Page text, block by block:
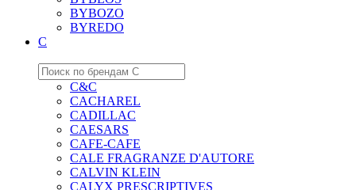
BYBOZO
BYREDO
C
C&C
CACHAREL
CADILLAC
CAESARS
CAFE-CAFE
CALE FRAGRANZE D'AUTORE
CALVIN KLEIN
CALYX PRESCRIPTIVES